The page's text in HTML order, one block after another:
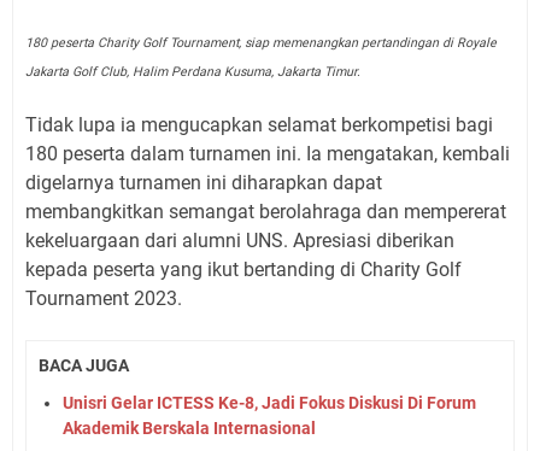
180 peserta Charity Golf Tournament, siap memenangkan pertandingan di Royale
Jakarta Golf Club, Halim Perdana Kusuma, Jakarta Timur.
Tidak lupa ia mengucapkan selamat berkompetisi bagi
180 peserta dalam turnamen ini. Ia mengatakan, kembali
digelarnya turnamen ini diharapkan dapat
membangkitkan semangat berolahraga dan mempererat
kekeluargaan dari alumni UNS. Apresiasi diberikan
kepada peserta yang ikut bertanding di Charity Golf
Tournament 2023.
BACA JUGA
Unisri Gelar ICTESS Ke-8, Jadi Fokus Diskusi Di Forum
Akademik Berskala Internasional